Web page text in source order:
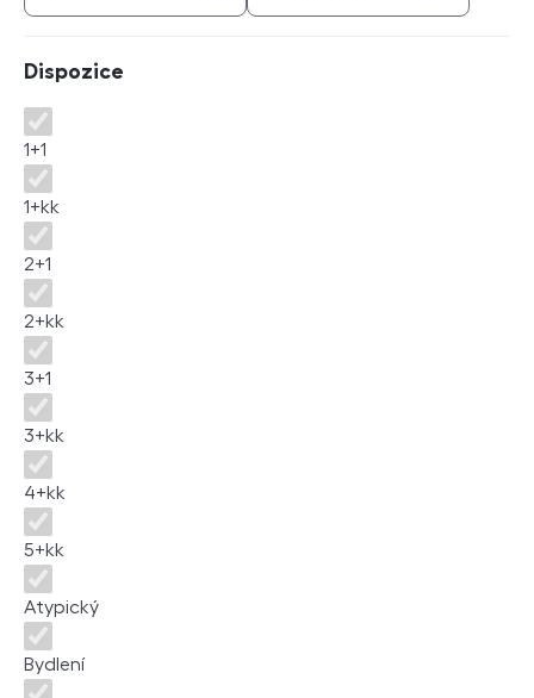
Dispozice
Dispozice
1+1
1+kk
2+1
2+kk
3+1
3+kk
4+kk
5+kk
Atypický
Bydlení